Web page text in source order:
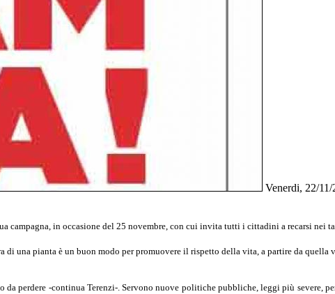
Venerdi, 22/11/
campagna, in occasione del 25 novembre, con cui invita tutti i cittadini a recarsi nei
di una pianta è un buon modo per promuovere il rispetto della vita, a partire da quella
perdere -continua Terenzi-. Servono nuove politiche pubbliche, leggi più severe,